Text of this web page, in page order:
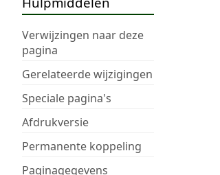
Verwijzingen naar deze
pagina
Gerelateerde wijzigingen
Speciale pagina's
Afdrukversie
Permanente koppeling
Paginagegevens